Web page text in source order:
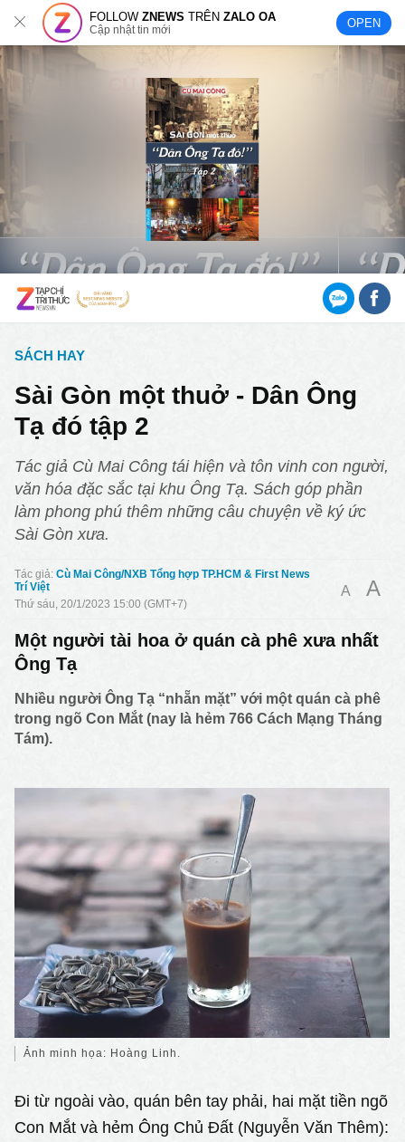
FOLLOWZNEWS TRÊNZALO OA
Cập nhật tin mới OPEN
SÁCH HAY
Sài Gòn một thuở - Dân Ông
Tạ đó tập 2
Tác giả Cù Mai Công tái hiện và tôn vinh con người,
văn hóa đặc sắc tại khu Ông Tạ. Sách góp phần
làm phong phú thêm những câu chuyện về ký ức
Sài Gòn xưa.
Cù Mai Công/NXB Tổng hợp TP.HCM & First News
Trí Việt
Thứ sáu, 20/1/2023 15:00 (GMT+7)
A A
Một người tài hoa ở quán cà phê xưa nhất
Ông Tạ
Nhiều người Ông Tạ “nhẵn mặt” với một quán cà phê
trong ngõ Con Mắt (nay là hẻm 766 Cách Mạng Tháng
Tám).
Ảnh minh họa: Hoàng Linh.
Đi từ ngoài vào, quán bên tay phải, hai mặt tiền ngõ
Con Mắt và hẻm Ông Chủ Đất (Nguyễn Văn Thêm):